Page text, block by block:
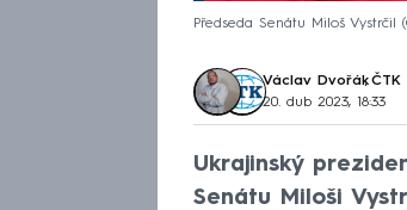
Předseda Senátu Miloš Vystrčil
Václav Dvořák, ČTK
20. dub 2023, 18:33
Ukrajinský
Senátu Miloši